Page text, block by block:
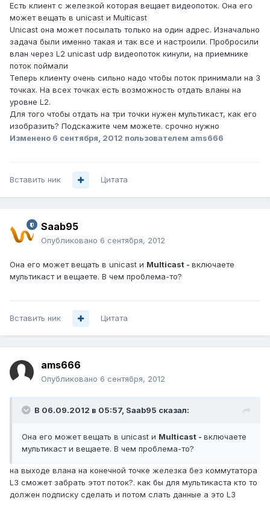
Есть клиент с железкой которая вещает видеопоток. Она его
может вещать в unicast и Multicast
Unicast она может посылать только на один адрес. Изначально
задача были именно такая и так все и настроили. Пробросили
влан через L2 unicast udp видеопоток кинули, на приемнике
поток поймали
Теперь клиенту очень сильно надо чтобы поток принимали на 3
точках. На всех точках есть возможность отдать вланы на
уровне L2.
Для того чтобы отдать на три точки нужен мультикаст, как его
изобразить? Подскажите чем можете. срочно нужно
Изменено 6 сентября, 2012 пользователем ams666
Вставить ник Цитата
Saab95
Опубликовано 6 сентября, 2012
Она его может вещать в unicast и Multicast - включаете
мультикаст и вещаете. В чем проблема-то?
Вставить ник Цитата
ams666
Опубликовано 6 сентября, 2012
В 06.09.2012 в 05:57, Saab95 сказал:
Она его может вещать в unicast и Multicast - включаете
мультикаст и вещаете. В чем проблема-то?
на выходе влана на конечной точке железка без коммутатора
L3 сможет забрать этот поток?. как бы для мультикаста кто то
должен подписку сделать и потом слать данные а это L3